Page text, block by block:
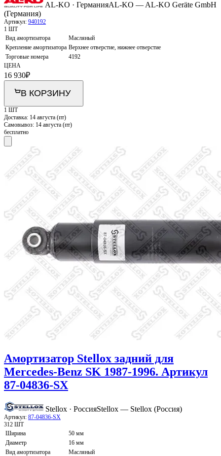
AL-KO · ГерманияAL-KO — AL-KO Geräte GmbH
(Германия)
Артикул: 940192
1 ШТ
Вид амортизатора
Масляный
Крепление амортизатора Верхнее отверстие, нижнее отверстие
Торговые номера
4192
ЦЕНА
16 930₽
В КОРЗИНУ
1 ШТ
Доставка: 14 августа (пт)
Самовывоз: 14 августа (пт)
бесплатно
Амортизатор Stellox задний для
Mercedes-Benz SK 1987-1996. Артикул
87-04836-SX
Stellox · РоссияStellox — Stellox (Россия)
Артикул: 87-04836-SX
312 ШТ
Ширина
50 мм
Диаметр
16 мм
Вид амортизатора
Масляный